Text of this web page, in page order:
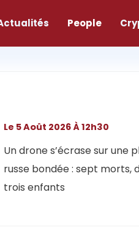
People
Un drone s’écrase sur une
russe bondée : sept morts,
trois enfants
Le 5 Août 2026 À 12h30